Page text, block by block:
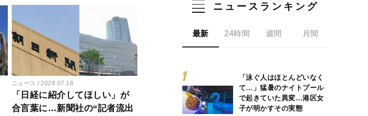
ニュース 2026.07.18
「日経に紹介してほしい」が
合言葉に…新聞社の“記者流出
ニュースランキング
最新 24時間 週間 月間
「泳ぐ人はほとんどいなく
て…」猛暑のナイトプール
で起きていた異変…港区女
子が明かすその実態